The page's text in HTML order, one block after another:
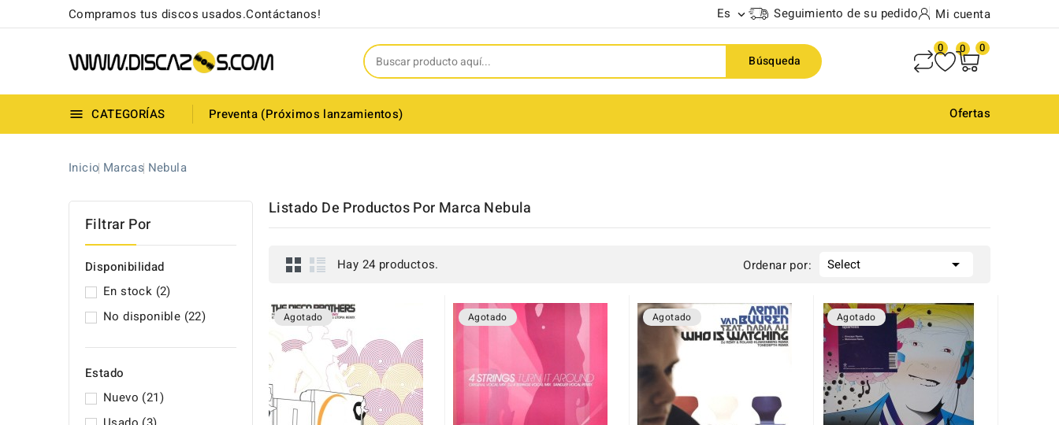
Compramos tus discos usados.Contáctanos! Es  Seguimiento de su pedido Mi cuenta
Búsqueda
0 0 0
 CATEGORÍAS Preventa (Próximos lanzamientos) Ofertas
Inicio Marcas Nebula
Filtrar Por
Disponibilidad
En stock (2)
No disponible (22)
Estado
Nuevo (21)
Listado De Productos Por Marca Nebula
Hay 24 productos. Ordenar por: Select 
Agotado Agotado Agotado Agotado